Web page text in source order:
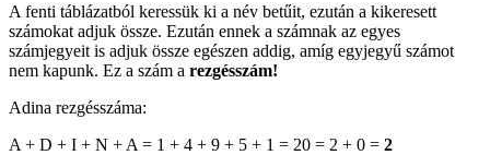
A fenti táblázatból keressük ki a név betűit, ezután a kikeresett
számokat adjuk össze. Ezután ennek a számnak az egyes
számjegyeit is adjuk össze egészen addig, amíg egyjegyű számot
nem kapunk. Ez a szám a rezgésszám!
Adina rezgésszáma:
A + D + I + N + A = 1 + 4 + 9 + 5 + 1 = 20 = 2 + 0 = 2